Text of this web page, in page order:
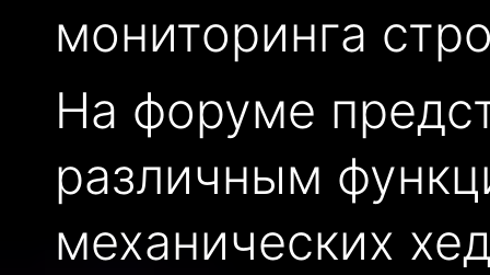
мониторинга
На форуме
различным
механических